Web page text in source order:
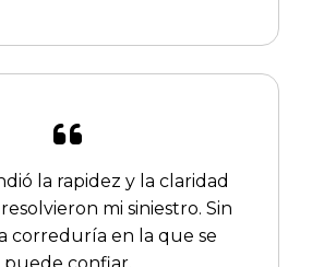
la rapidez y la claridad
mi siniestro. Sin
correduría en la que se
puede confiar.